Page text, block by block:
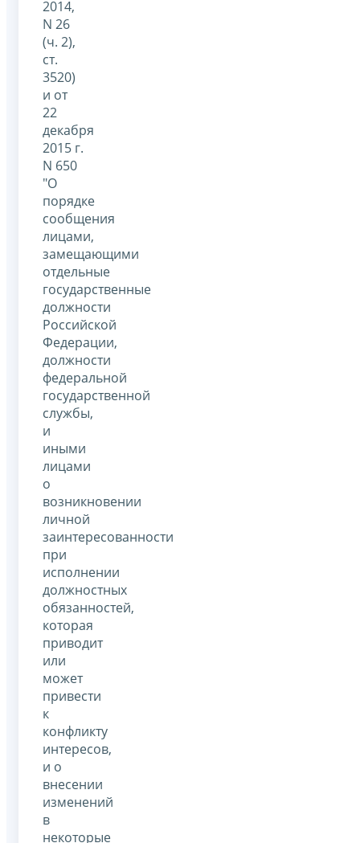
2014,
N 26
(ч. 2),
ст.
3520)
и от
22
декабря
2015 г.
N 650
"О
порядке
сообщения
лицами,
замещающими
отдельные
государственные
должности
Российской
Федерации,
должности
федеральной
государственной
службы,
и
иными
лицами
о
возникновении
личной
заинтересованности
при
исполнении
должностных
обязанностей,
которая
приводит
или
может
привести
к
конфликту
интересов,
и о
внесении
изменений
в
некоторые